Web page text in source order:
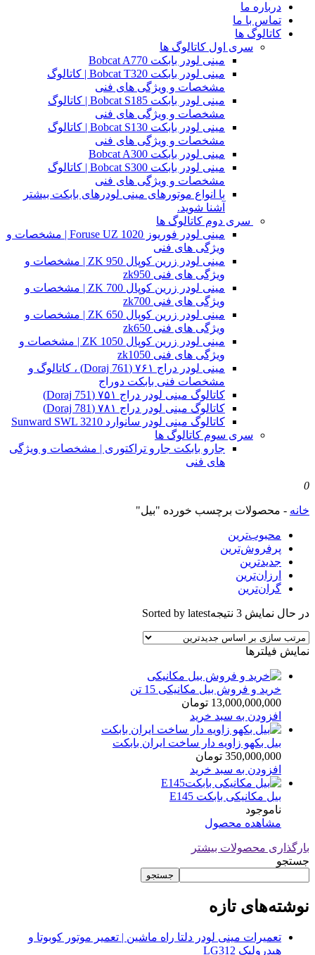
درباره ما
تماس با ما
کاتالوگ ها
سری اول کاتالوگ ها
مینی لودر بابکت Bobcat A770
مینی لودر بابکت Bobcat T320 | کاتالوگ
مشخصات و ویژگی های فنی
مینی لودر بابکت Bobcat S185 | کاتالوگ
مشخصات و ویژگی های فنی
مینی لودر بابکت Bobcat S130 | کاتالوگ
مشخصات و ویژگی های فنی
مینی لودر بابکت Bobcat A300
مینی لودر بابکت Bobcat S300 | کاتالوگ
مشخصات و ویژگی های فنی
با انواع موتورهای مینی لودرهای بابکت بیشتر
آشنا شوید.
سری دوم کاتالوگ ها
مینی لودر فوریوز Foruse UZ 1020 | مشخصات و
ویژگی های فنی
مینی لودر زرین کوپال ZK 950 | مشخصات و
ویژگی های فنی zk950
مینی لودر زرین کوپال ZK 700 | مشخصات و
ویژگی های فنی zk700
مینی لودر زرین کوپال ZK 650 | مشخصات و
ویژگی های فنی zk650
مینی لودر زرین کوپال ZK 1050 | مشخصات و
ویژگی های فنی zk1050
مینی لودر دراج ۷۶۱ (Doraj 761) ، کاتالوگ و
مشخصات فنی بابکت دوراج
کاتالوگ مینی لودر دراج ۷۵۱ (Doraj 751)
کاتالوگ مینی لودر دراج ۷۸۱ (Doraj 781)
کاتالوگ مینی لودر سانوارد Sunward SWL 3210
سری سوم کاتالوگ ها
جارو بابکت جارو تراکتوری | مشخصات و ویژگی
های فنی
0
خانه - محصولات برچسب خورده "بیل"
محبوب‌ترین
پرفروش‌ترین
جدیدترین
ارزان‌ترین
گران‌ترین
در حال نمایش 3 نتیجه Sorted by latest
نمایش فیلترها
خرید و فروش بیل مکانیکی 15 تن
13,000,000,000 تومان
افزودن به سبد خرید
بیل بکهو زاویه دار ساخت ایران بابکت
350,000,000 تومان
افزودن به سبد خرید
بیل مکانیکی بابکت E145
ناموجود
مشاهده محصول
بارگذاری محصولات بیشتر
جستجو
جستجو
نوشته‌های تازه
تعمیرات مینی لودر دلتا راه ماشین | تعمیر موتور کوبوتا و
هیدرولیک LG312